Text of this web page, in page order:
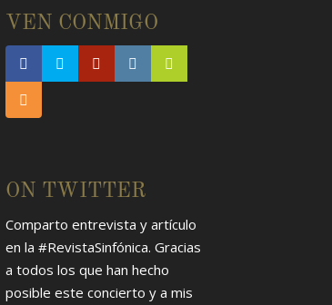
VEN CONMIGO
ON TWITTER
Comparto entrevista y artículo
en la#RevistaSinfónica. Gracias
a todos los que han hecho
posible este concierto y a mis